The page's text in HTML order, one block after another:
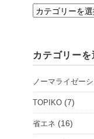
支
ョ
ル
ー
を
カテゴリーを
ノーマライゼー
TOPIKO (7)
省エネ (16)